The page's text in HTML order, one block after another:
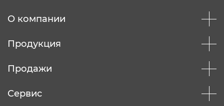
О компании
Продукция
Продажи
Сервис